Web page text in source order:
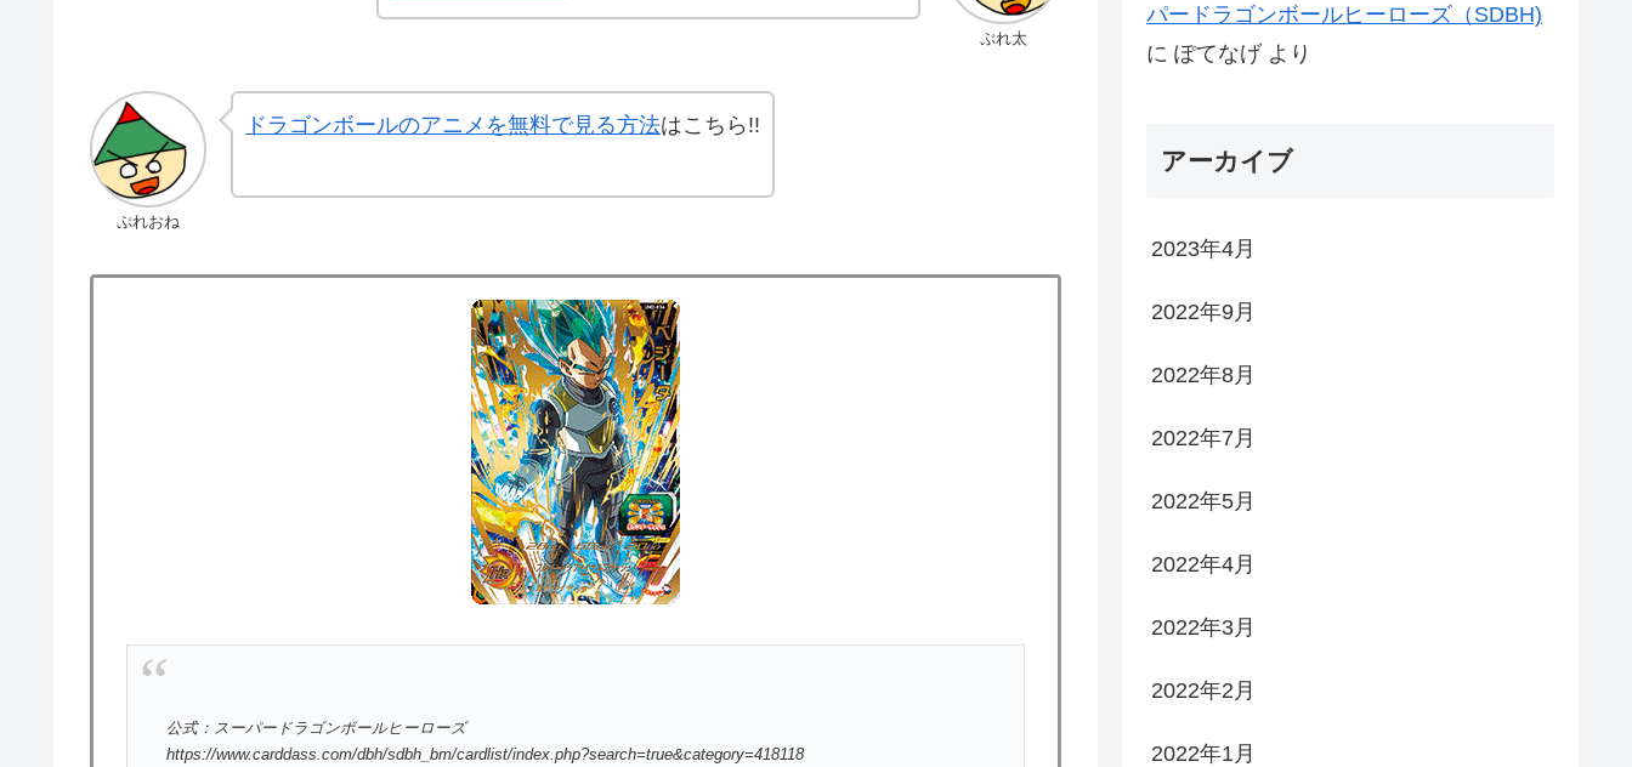
ぷれ太
ぷれおね
ドラゴンボールのアニメを無料で見る方法はこちら!!
公式：スーパードラゴンボールヒーローズ
https://www.carddass.com/dbh/sdbh_bm/cardlist/index.php?search=true&category=418118
パードラゴンボールヒーローズ（SDBH)
に ぽてなげ より
アーカイブ
2023年4月
2022年9月
2022年8月
2022年7月
2022年5月
2022年4月
2022年3月
2022年2月
2022年1月